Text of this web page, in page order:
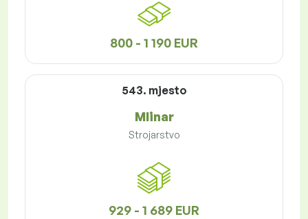
800 - 1 190 EUR
543. mjesto
Mlinar
Strojarstvo
929 - 1 689 EUR